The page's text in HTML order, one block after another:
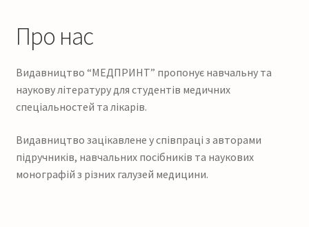
Контакти
Кошик
Про нас
Видавництво “МЕДПРИНТ” пропонує навчальну та
наукову літературу для студентів медичних
спеціальностей та лікарів.
Видавництво зацікавлене у співпраці з авторами
підручників, навчальних посібників та наукових
монографій з різних галузей медицини.